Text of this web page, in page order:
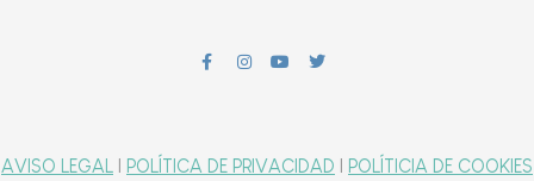
AVISO LEGAL POLÍTICA DE PRIVACIDAD
POLÍTICIA DE COOKIES